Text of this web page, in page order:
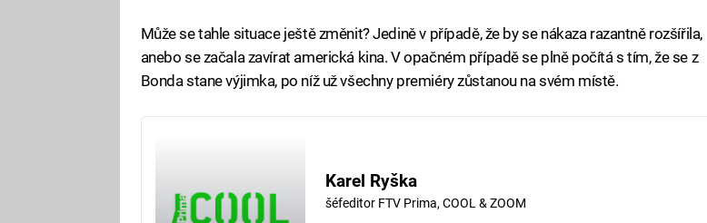
Může se tahle situace ještě změnit? Jedině v případě, že by se nákaza razantně rozšířila,
anebo se začala zavírat americká kina. V opačném případě se plně počítá s tím, že se z
Bonda stane výjimka, po níž už všechny premiéry zůstanou na svém místě.
Karel Ryška
šéfeditor FTV Prima, COOL & ZOOM